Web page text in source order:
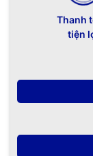
Thanh
tiện